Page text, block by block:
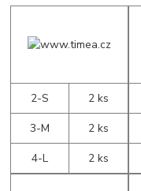
2-S
2 ks
3-M
2 ks
4-L
2 ks